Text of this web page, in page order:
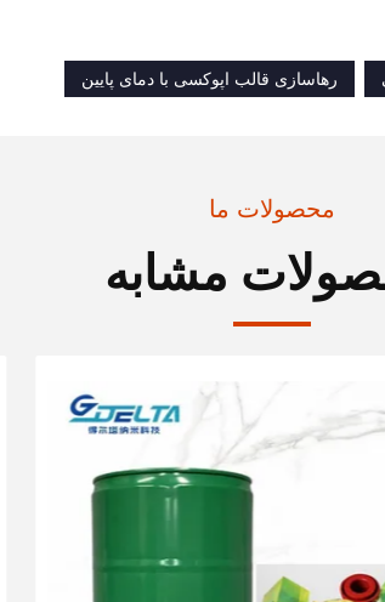
رهاسازی قالب اپوکسی با دمای پایین
محصولات ما
مشابه